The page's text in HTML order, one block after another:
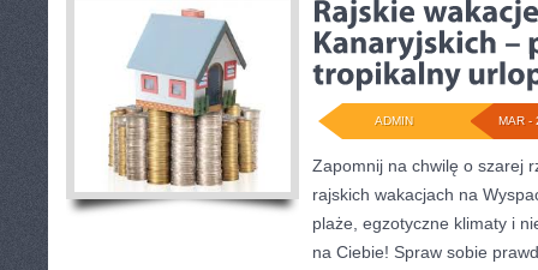
MAR -
ADMIN
Zapomnij na chwilę o szarej
rajskich wakacjach na
plaże, egzotyczne klimaty i
na Ciebie! Spraw sobie